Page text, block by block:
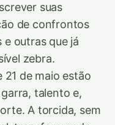
suas
de confrontos
outras que já
zebra.
21 de maio estão
talento e,
A torcida, sem